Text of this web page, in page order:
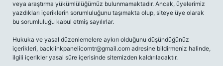
veya araştırma yükümlülüğümüz bulunmamaktadır. Ancak, üyelerimiz
yazdıkları içeriklerin sorumluluğunu taşımakta olup, siteye üye olarak
bu sorumluluğu kabul etmiş sayılırlar.
Hukuka ve yasal düzenlemelere aykırı olduğunu düşündüğünüz
içerikleri, backlinkpanelicomtr@gmail.com adresine bildirmeniz halinde,
ilgili içerikler yasal süre içerisinde sitemizden kaldırılacaktır.